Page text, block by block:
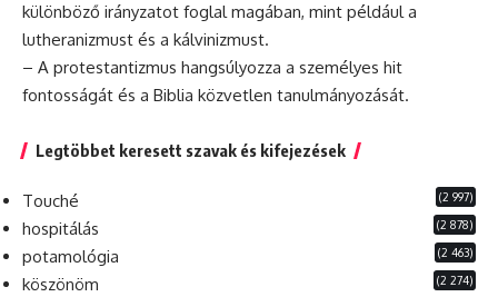
különböző irányzatot foglal magában, mint például a
lutheranizmust és a kálvinizmust.
– A protestantizmus hangsúlyozza a személyes hit
fontosságát és a Biblia közvetlen tanulmányozását.
Legtöbbet keresett szavak és kifejezések
Touché (2 997)
hospitálás (2 878)
potamológia (2 463)
köszönöm (2 274)